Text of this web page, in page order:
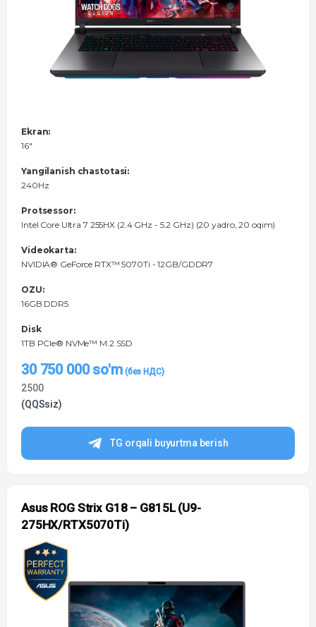
Ekran:
16"
Yangilanish chastotasi:
240Hz
Protsessor:
Intel Core Ultra 7 255HX (2.4 GHz - 5.2 GHz) (20 yadro, 20 oqim)
Videokarta:
NVIDIA® GeForce RTX™ 5070Ti - 12GB/GDDR7
OZU:
16GB DDR5
Disk
1TB PCIe® NVMe™ M.2 SSD
30 750 000so'm
2500
(QQSsiz)
TG orqali buyurtma berish
Asus ROG Strix G18 – G815L (U9-
275HX/RTX5070Ti)